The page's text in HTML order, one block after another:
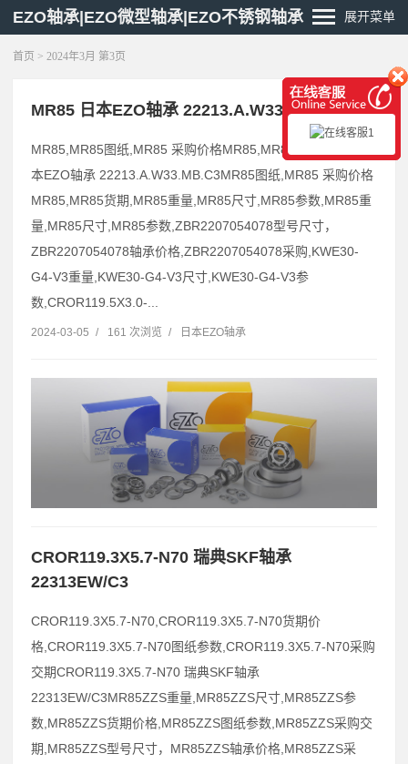
EZO轴承|EZO微型轴承|EZO不锈钢轴承 展开菜单
首页 > 2024年3月 第3页
MR85 日本EZO轴承 22213.A.W33.MB.C3
MR85,MR85图纸,MR85 采购价格MR85,MR85货期MR85 日
本EZO轴承 22213.A.W33.MB.C3MR85图纸,MR85 采购价格
MR85,MR85货期,MR85重量,MR85尺寸,MR85参数,MR85重
量,MR85尺寸,MR85参数,ZBR2207054078型号尺寸，
ZBR2207054078轴承价格,ZBR2207054078采购,KWE30-
G4-V3重量,KWE30-G4-V3尺寸,KWE30-G4-V3参
数,CROR119.5X3.0-...
2024-03-05 / 161 次浏览 / 日本EZO轴承
CROR119.3X5.7-N70 瑞典SKF轴承
22313EW/C3
CROR119.3X5.7-N70,CROR119.3X5.7-N70货期价
格,CROR119.3X5.7-N70图纸参数,CROR119.3X5.7-N70采购
交期CROR119.3X5.7-N70 瑞典SKF轴承
22313EW/C3MR85ZZS重量,MR85ZZS尺寸,MR85ZZS参
数,MR85ZZS货期价格,MR85ZZS图纸参数,MR85ZZS采购交
期,MR85ZZS型号尺寸，MR85ZZS轴承价格,MR85ZZS采